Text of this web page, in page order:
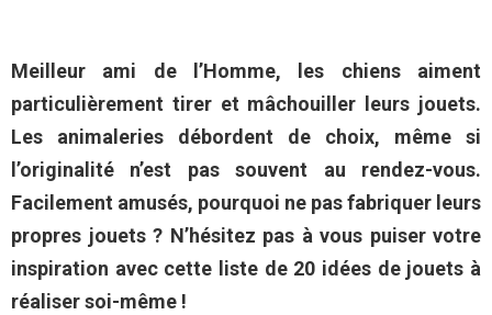
Meilleur ami de l’Homme, les chiens aiment
particulièrement tirer et mâchouiller leurs jouets.
Les animaleries débordent de choix, même si
l’originalité n’est pas souvent au rendez-vous.
Facilement amusés, pourquoi ne pas fabriquer leurs
propres jouets ? N’hésitez pas à vous puiser votre
inspiration avec cette liste de 20 idées de jouets à
réaliser soi-même !